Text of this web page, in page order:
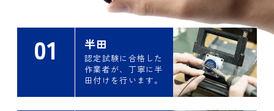
01 半田
認定試験に合格した
作業者が、丁寧に半
田付けを行います。